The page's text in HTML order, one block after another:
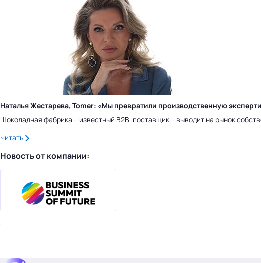
Наталья Жестарева, Tomer: «Мы превратили производственную
Шоколадная фабрика – известный B2B-поставщик – выводит на рынок
Читать
Новость от компании: